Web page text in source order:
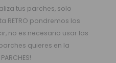
tus parches, solo
RETRO pondremos los
no es necesario usar las
quieres en la